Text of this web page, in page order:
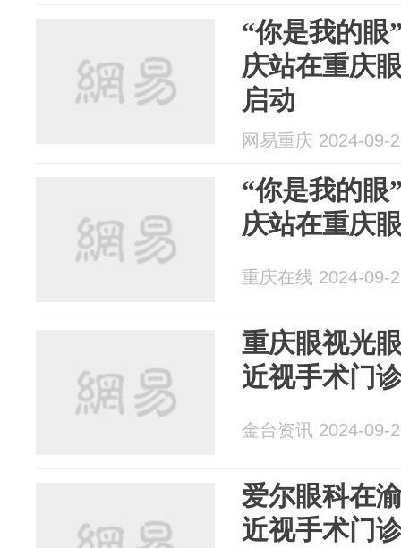
“你是我的眼
庆站在重庆
启动
网易重庆 2024-09-
“你是我的眼
庆站在重庆
重庆在线 2024-09-
重庆眼视光
近视手术门
金台资讯 2024-09-
爱尔眼科在
近视手术门